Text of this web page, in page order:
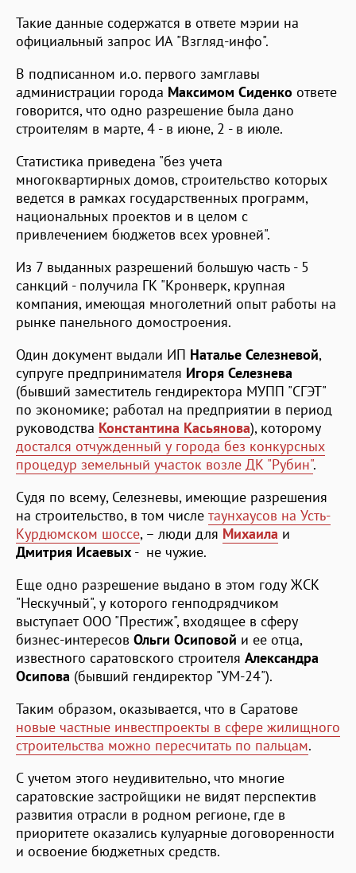
Такие данные содержатся в ответе мэрии на
официальный запрос ИА "Взгляд-инфо".
В подписанном и.о. первого замглавы
администрации города Максимом Сиденко ответе
говорится, что одно разрешение была дано
строителям в марте, 4 - в июне, 2 - в июле.
Статистика приведена "без учета
многоквартирных домов, строительство которых
ведется в рамках государственных программ,
национальных проектов и в целом с
привлечением бюджетов всех уровней".
Из 7 выданных разрешений большую часть - 5
санкций - получила ГК "Кронверк, крупная
компания, имеющая многолетний опыт работы на
рынке панельного домостроения.
Один документ выдали ИП Наталье Селезневой,
супруге предпринимателя Игоря Селезнева
(бывший заместитель гендиректора МУПП "СГЭТ"
по экономике; работал на предприятии в период
руководства Константина Касьянова), которому
достался отчужденный у города без конкурсных
процедур земельный участок возле ДК "Рубин".
Судя по всему, Селезневы, имеющие разрешения
на строительство, в том числе таунхаусов на Усть-
Курдюмском шоссе, – люди для Михаила и
Дмитрия Исаевых - не чужие.
Еще одно разрешение выдано в этом году ЖСК
"Нескучный", у которого генподрядчиком
выступает ООО "Престиж", входящее в сферу
бизнес-интересов Ольги Осиповой и ее отца,
известного саратовского строителя Александра
Осипова (бывший гендиректор "УМ-24").
Таким образом, оказывается, что в Саратове
новые частные инвестпроекты в сфере жилищного
строительства можно пересчитать по пальцам.
С учетом этого неудивительно, что многие
саратовские застройщики не видят перспектив
развития отрасли в родном регионе, где в
приоритете оказались кулуарные договоренности
и освоение бюджетных средств.